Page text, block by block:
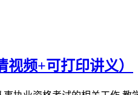
频+可打印讲义）